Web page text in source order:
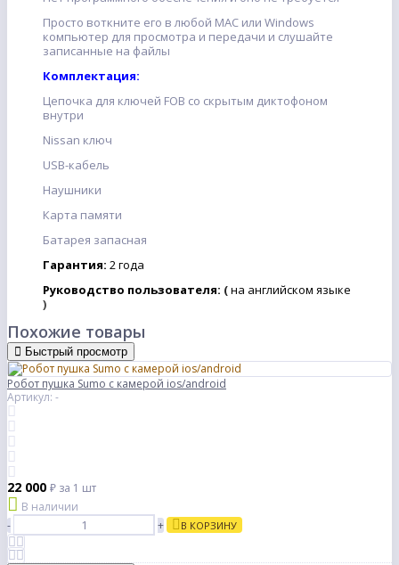
Просто воткните его в любой MAC или Windows
компьютер для просмотра и передачи и слушайте
записанные на файлы
Комплектация:
Цепочка для ключей FOB со скрытым диктофоном
внутри
Nissan ключ
USB-кабель
Наушники
Карта памяти
Батарея запасная
Гарантия: 2 года
Руководство пользователя: (на английском языке
)
Похожие товары
Быстрый просмотр
Робот пушка Sumo с камерой ios/android
Артикул: -
22 000 ₽ за 1 шт
В наличии
-
+ В КОРЗИНУ